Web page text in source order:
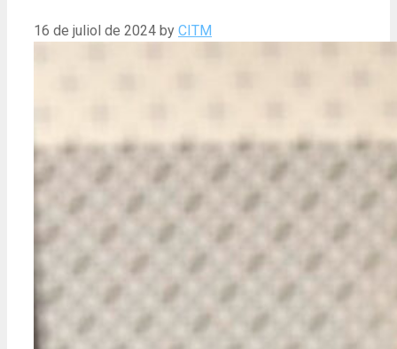
16 de juliol de 2024 by CITM